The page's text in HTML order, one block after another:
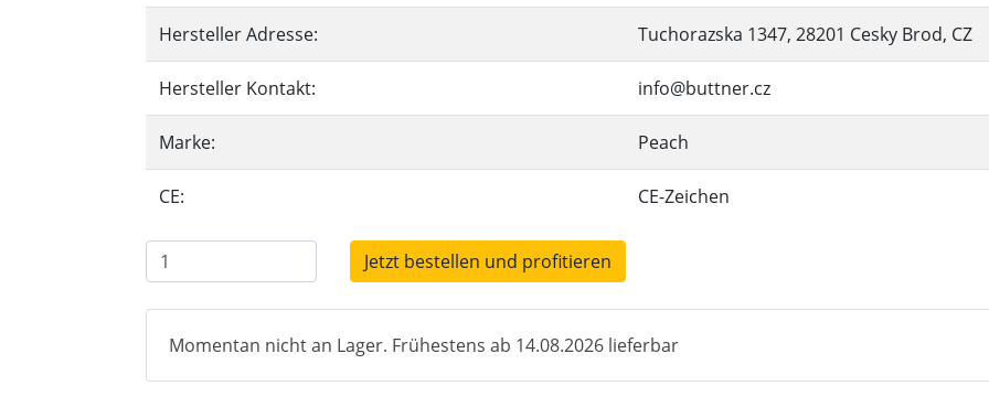
Hersteller Adresse: Tuchorazska 1347, 28201 Cesky Brod, CZ
Hersteller Kontakt: info@buttner.cz
Marke: Peach
CE: CE-Zeichen
Jetzt bestellen und profitieren
Momentan nicht an Lager. Frühestens ab 14.08.2026 lieferbar